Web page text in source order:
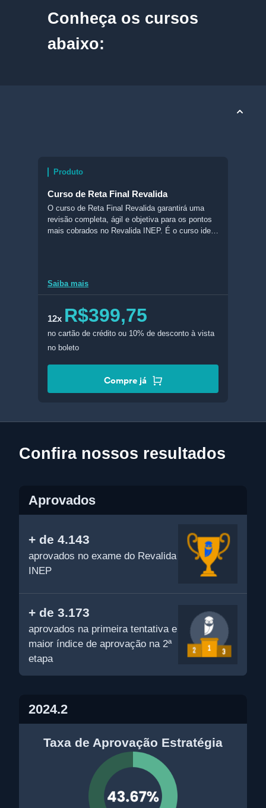
Conheça os cursos
abaixo:
Produto
Curso de Reta Final Revalida
O curso de Reta Final Revalida garantirá uma
revisão completa, ágil e objetiva para os pontos
mais cobrados no Revalida INEP. É o curso ideal
Saiba mais
12x R$399,75
no cartão de crédito ou 10% de desconto à vista
no boleto
Compre já
Confira nossos resultados
Aprovados
+ de 4.143
aprovados no exame do Revalida
INEP
+ de 3.173
aprovados na primeira tentativa e
maior índice de aprovação na 2ª
etapa
2024.2
Taxa de Aprovação Estratégia